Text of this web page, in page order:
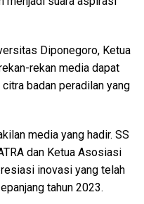
Diponegoro, Ketua
rekan media dapat
badan peradilan yang
media yang hadir. SS
dan Ketua Asosiasi
inovasi yang telah
tahun 2023.